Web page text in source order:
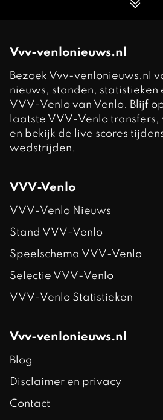
Vvv-venlonieuws.nl
Bezoek Vvv-venlonieuws.nl
nieuws, standen, statistieken
VVV-Venlo van Venlo. Blijf
laatste VVV-Venlo
en bekijk de live scores
wedstrijden.
VVV-Venlo
VVV-Venlo Nieuws
Stand VVV-Venlo
Speelschema VVV-Venlo
Selectie VVV-Venlo
VVV-Venlo Statistieken
Vvv-venlonieuws.nl
Blog
Disclaimer en privacy
Contact